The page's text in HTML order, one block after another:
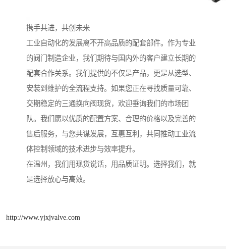
携手共进，共创未来
工业自动化的发展离不开高品质的配套部件。作为专业
的阀门制造企业，我们期待与国内外的客户建立长期的
配套合作关系。我们提供的不仅是产品，更是从选型、
安装到维护的全流程支持。如果您正在寻找质量可靠、
交期稳定的三通换向阀现货，欢迎垂询我们的市场团
队。我们愿以优质的配置方案、合理的价格以及完善的
售后服务，与您共谋发展，互惠互利，共同推动工业流
体控制领域的技术进步与效率提升。
在温州，我们用现货说话，用品质证明。选择我们，就
是选择放心与高效。
http://www.yjxjvalve.com